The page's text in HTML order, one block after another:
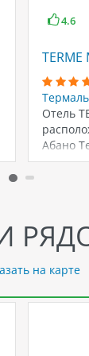
4.6
TERME
Отель
Абано
на карте